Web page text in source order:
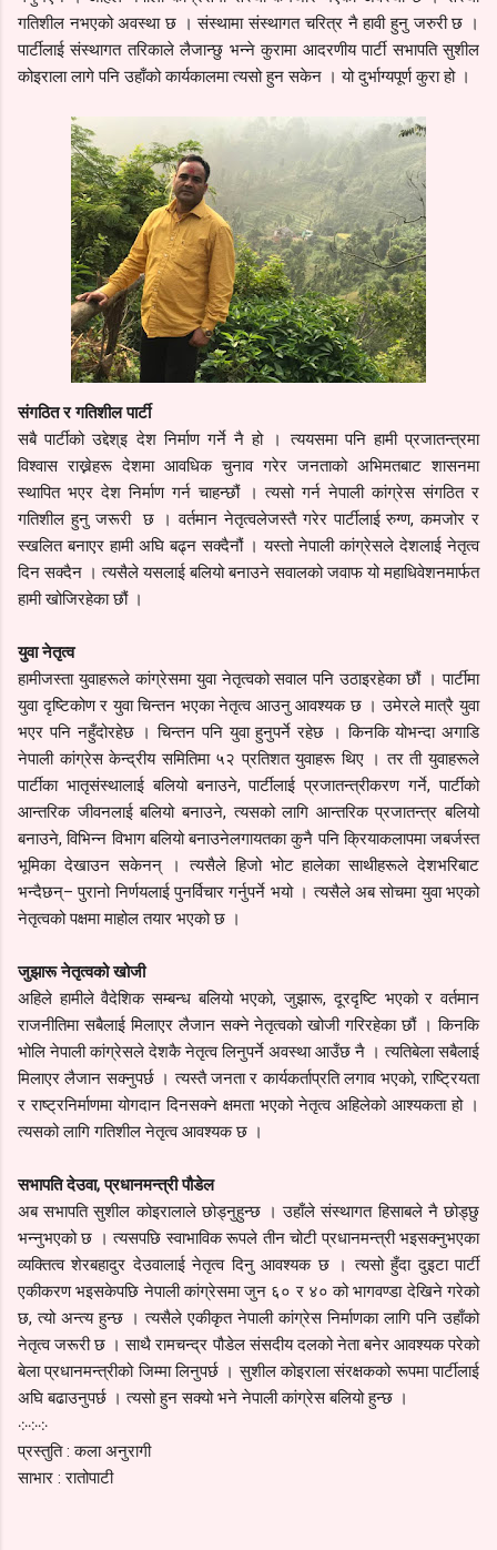
गतिशील नभएको अवस्था छ । संस्थामा संस्थागत चरित्र नै हावी हुनु जरुरी छ ।
पार्टीलाई संस्थागत तरिकाले लैजान्छु भन्ने कुरामा आदरणीय पार्टी सभापति सुशील
कोइराला लागे पनि उहाँको कार्यकालमा त्यसो हुन सकेन । यो दुर्भाग्यपूर्ण कुरा हो ।
संगठित र गतिशील पार्टी
सबै पार्टीको उद्देश्इ देश निर्माण गर्ने नै हो । त्ययसमा पनि हामी प्रजातन्त्रमा
विश्वास राख्नेहरू देशमा आवधिक चुनाव गरेर जनताको अभिमतबाट शासनमा
स्थापित भएर देश निर्माण गर्न चाहन्छौं । त्यसो गर्न नेपाली कांग्रेस संगठित र
गतिशील हुनु जरूरी छ । वर्तमान नेतृत्वलेजस्तै गरेर पार्टीलाई रुग्ण, कमजोर र
स्खलित बनाएर हामी अघि बढ्न सक्दैनौं । यस्तो नेपाली कांग्रेसले देशलाई नेतृत्व
दिन सक्दैन । त्यसैले यसलाई बलियो बनाउने सवालको जवाफ यो महाधिवेशनमार्फत
हामी खोजिरहेका छौं ।
युवा नेतृत्व
हामीजस्ता युवाहरूले कांग्रेसमा युवा नेतृत्वको सवाल पनि उठाइरहेका छौं । पार्टीमा
युवा दृष्टिकोण र युवा चिन्तन भएका नेतृत्व आउनु आवश्यक छ । उमेरले मात्रै युवा
भएर पनि नहुँदोरहेछ । चिन्तन पनि युवा हुनुपर्ने रहेछ । किनकि योभन्दा अगाडि
नेपाली कांग्रेस केन्द्रीय समितिमा ५२ प्रतिशत युवाहरू थिए । तर ती युवाहरूले
पार्टीका भातृसंस्थालाई बलियो बनाउने, पार्टीलाई प्रजातन्त्रीकरण गर्ने, पार्टीको
आन्तरिक जीवनलाई बलियो बनाउने, त्यसको लागि आन्तरिक प्रजातन्त्र बलियो
बनाउने, विभिन्न विभाग बलियो बनाउनेलगायतका कुनै पनि क्रियाकलापमा जबर्जस्त
भूमिका देखाउन सकेनन् । त्यसैले हिजो भोट हालेका साथीहरूले देशभरिबाट
भन्दैछन्– पुरानो निर्णयलाई पुनर्विचार गर्नुपर्ने भयो । त्यसैले अब सोचमा युवा भएको
नेतृत्वको पक्षमा माहोल तयार भएको छ ।
जुझारू नेतृत्वको खोजी
अहिले हामीले वैदेशिक सम्बन्ध बलियो भएको, जुझारू, दूरदृष्टि भएको र वर्तमान
राजनीतिमा सबैलाई मिलाएर लैजान सक्ने नेतृत्वको खोजी गरिरहेका छौं । किनकि
भोलि नेपाली कांग्रेसले देशकै नेतृत्व लिनुपर्ने अवस्था आउँछ नै । त्यतिबेला सबैलाई
मिलाएर लैजान सक्नुपर्छ । त्यस्तै जनता र कार्यकर्ताप्रति लगाव भएको, राष्ट्रियता
र राष्ट्रनिर्माणमा योगदान दिनसक्ने क्षमता भएको नेतृत्व अहिलेको आश्यकता हो ।
त्यसको लागि गतिशील नेतृत्व आवश्यक छ ।
सभापति देउवा, प्रधानमन्त्री पौडेल
अब सभापति सुशील कोइरालाले छोड्नुहुन्छ । उहाँले संस्थागत हिसाबले नै छोड्छु
भन्नुभएको छ । त्यसपछि स्वाभाविक रूपले तीन चोटी प्रधानमन्त्री भइसक्नुभएका
व्यक्तित्व शेरबहादुर देउवालाई नेतृत्व दिनु आवश्यक छ । त्यसो हुँदा दुइटा पार्टी
एकीकरण भइसकेपछि नेपाली कांग्रेसमा जुन ६० र ४० को भागवण्डा देखिने गरेको
छ, त्यो अन्त्य हुन्छ । त्यसैले एकीकृत नेपाली कांग्रेस निर्माणका लागि पनि उहाँको
नेतृत्व जरूरी छ । साथै रामचन्द्र पौडेल संसदीय दलको नेता बनेर आवश्यक परेको
बेला प्रधानमन्त्रीको जिम्मा लिनुपर्छ । सुशील कोइराला संरक्षकको रूपमा पार्टीलाई
अघि बढाउनुपर्छ । त्यसो हुन सक्यो भने नेपाली कांग्रेस बलियो हुन्छ ।
܀܀܀
प्रस्तुति : कला अनुरागी
साभार : रातोपाटी